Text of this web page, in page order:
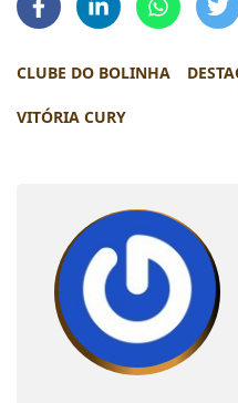
CLUBE DO BOLINHA
VITÓRIA CURY